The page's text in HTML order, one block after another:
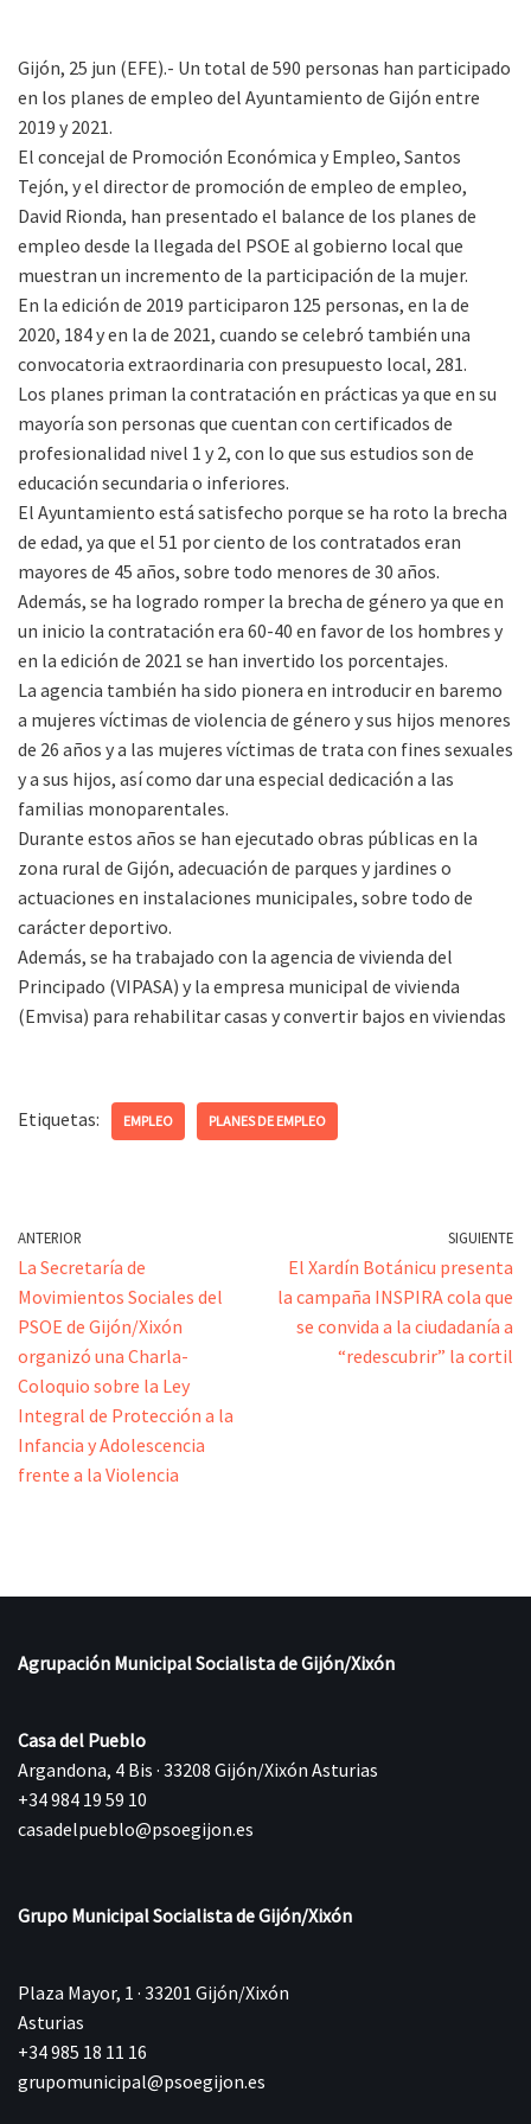
Gijón, 25 jun (EFE).- Un total de 590 personas han participado
en los planes de empleo del Ayuntamiento de Gijón entre
2019 y 2021.
El concejal de Promoción Económica y Empleo, Santos
Tejón, y el director de promoción de empleo de empleo,
David Rionda, han presentado el balance de los planes de
empleo desde la llegada del PSOE al gobierno local que
muestran un incremento de la participación de la mujer.
En la edición de 2019 participaron 125 personas, en la de
2020, 184 y en la de 2021, cuando se celebró también una
convocatoria extraordinaria con presupuesto local, 281.
Los planes priman la contratación en prácticas ya que en su
mayoría son personas que cuentan con certificados de
profesionalidad nivel 1 y 2, con lo que sus estudios son de
educación secundaria o inferiores.
El Ayuntamiento está satisfecho porque se ha roto la brecha
de edad, ya que el 51 por ciento de los contratados eran
mayores de 45 años, sobre todo menores de 30 años.
Además, se ha logrado romper la brecha de género ya que en
un inicio la contratación era 60-40 en favor de los hombres y
en la edición de 2021 se han invertido los porcentajes.
La agencia también ha sido pionera en introducir en baremo
a mujeres víctimas de violencia de género y sus hijos menores
de 26 años y a las mujeres víctimas de trata con fines sexuales
y a sus hijos, así como dar una especial dedicación a las
familias monoparentales.
Durante estos años se han ejecutado obras públicas en la
zona rural de Gijón, adecuación de parques y jardines o
actuaciones en instalaciones municipales, sobre todo de
carácter deportivo.
Además, se ha trabajado con la agencia de vivienda del
Principado (VIPASA) y la empresa municipal de vivienda
(Emvisa) para rehabilitar casas y convertir bajos en viviendas
Etiquetas: EMPLEO PLANES DE EMPLEO
ANTERIOR
La Secretaría de
Movimientos Sociales del
PSOE de Gijón/Xixón
organizó una Charla-
Coloquio sobre la Ley
Integral de Protección a la
Infancia y Adolescencia
frente a la Violencia
SIGUIENTE
El Xardín Botánicu presenta
la campaña INSPIRA cola que
se convida a la ciudadanía a
“redescubrir” la cortil
Agrupación Municipal Socialista de Gijón/Xixón
Casa del Pueblo
Argandona, 4 Bis · 33208 Gijón/Xixón Asturias
+34 984 19 59 10
casadelpueblo@psoegijon.es
Grupo Municipal Socialista de Gijón/Xixón
Plaza Mayor, 1 · 33201 Gijón/Xixón
Asturias
+34 985 18 11 16
grupomunicipal@psoegijon.es